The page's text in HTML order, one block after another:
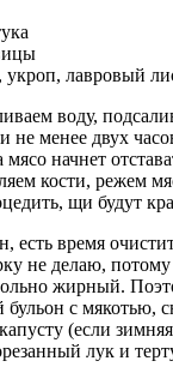
лавровый
воду,
не менее двух
начнет
кости, режем
щи будут
есть время
не делаю, потому
жирный.
с мякотью,
(если
лук и